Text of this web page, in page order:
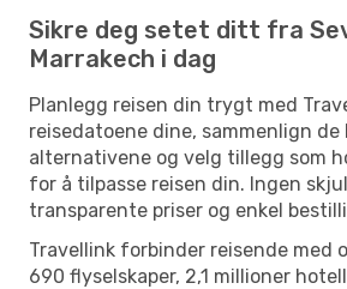
Sikre deg setet ditt fra
Marrakech i dag
Planlegg reisen din trygt med
reisedatoene dine, sammenlign de
alternativene og velg tillegg som
for å tilpasse reisen din. Ingen
transparente priser og enkel
Travellink forbinder reisende med
690 flyselskaper, 2,1 millioner